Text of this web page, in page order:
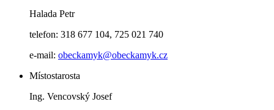
Halada Petr
telefon: 318 677 104, 725 021 740
e-mail: obeckamyk@obeckamyk.cz
Místostarosta
Ing. Vencovský Josef